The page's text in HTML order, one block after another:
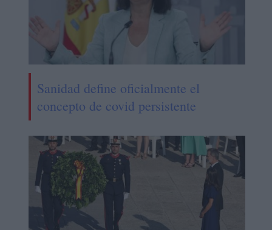
Sanidad define oficialmente el
concepto de covid persistente